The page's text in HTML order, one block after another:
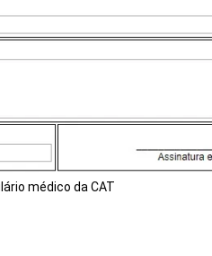
médico da CAT